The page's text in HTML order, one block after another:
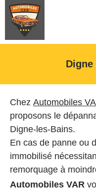
Digne
Chez Automobiles
proposons le
Digne-les-Bains.
En cas de panne ou
immobilisé
remorquage à
Automobiles VAR